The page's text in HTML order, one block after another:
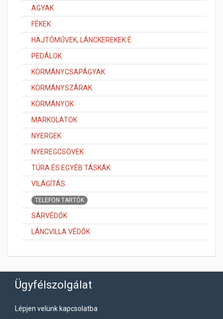
AGYAK
FÉKEK
HAJTÓMŰVEK, LÁNCKEREKEK É
PEDÁLOK
KORMÁNYCSAPÁGYAK
KORMÁNYSZÁRAK
KORMÁNYOK
MARKOLATOK
NYERGEK
NYEREGCSÖVEK
TÚRA ÉS EGYÉB TÁSKÁK
VILÁGÍTÁS
TELEFON TARTÓK
SÁRVÉDŐK
LÁNCVILLA VÉDŐK
Ügyfélszolgálat
Lépjen velünk kapcsolatba